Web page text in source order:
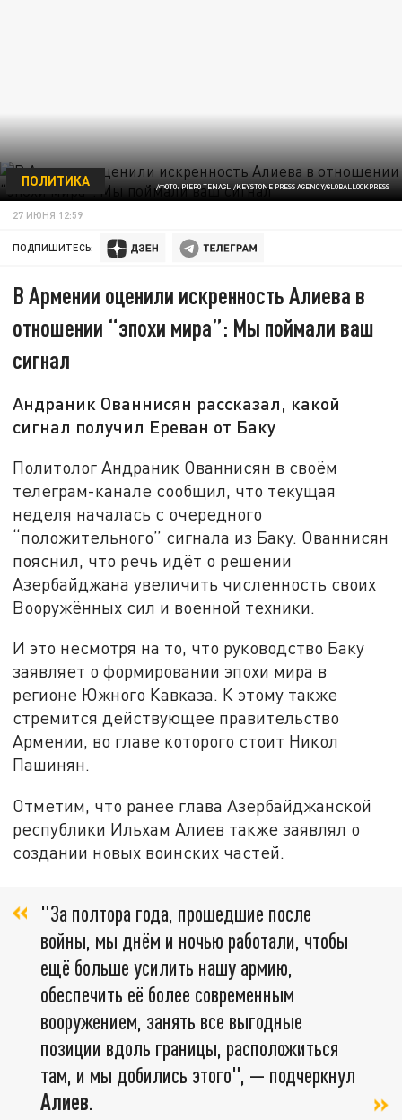
/ФОТО: PIERO TENAGLI/KEYSTONE PRESS AGENCY/GLOBALLOOKPRESS
ПОЛИТИКА
27 ИЮНЯ 12:59
ПОДПИШИТЕСЬ:
В Армении оценили искренность Алиева в
отношении “эпохи мира”: Мы поймали ваш
сигнал
Андраник Ованнисян рассказал, какой
сигнал получил Ереван от Баку
Политолог Андраник Ованнисян в своём
телеграм-канале сообщил, что текущая
неделя началась с очередного
“положительного” сигнала из Баку. Ованнисян
пояснил, что речь идёт о решении
Азербайджана увеличить численность своих
Вооружённых сил и военной техники.
И это несмотря на то, что руководство Баку
заявляет о формировании эпохи мира в
регионе Южного Кавказа. К этому также
стремится действующее правительство
Армении, во главе которого стоит Никол
Пашинян.
Отметим, что ранее глава Азербайджанской
республики Ильхам Алиев также заявлял о
создании новых воинских частей.
"За полтора года, прошедшие после
войны, мы днём и ночью работали, чтобы
ещё больше усилить нашу армию,
обеспечить её более современным
вооружением, занять все выгодные
позиции вдоль границы, расположиться
там, и мы добились этого", — подчеркнул
Алиев.